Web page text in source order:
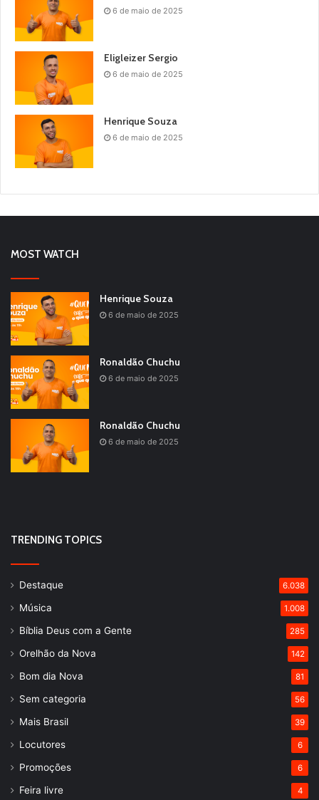
6 de maio de 2025
Eligleizer Sergio
6 de maio de 2025
Henrique Souza
6 de maio de 2025
MOST WATCH
Henrique Souza
6 de maio de 2025
Ronaldão Chuchu
6 de maio de 2025
Ronaldão Chuchu
6 de maio de 2025
TRENDING TOPICS
Destaque 6.038
Música 1.008
Bíblia Deus com a Gente 285
Orelhão da Nova 142
Bom dia Nova 81
Sem categoria 56
Mais Brasil 39
Locutores 6
Promoções 6
Feira livre 4